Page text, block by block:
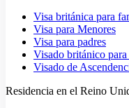
Visa británica para
Visa para Menores
Visa para padres
Visado británico
Visado de
Residencia en el Reino